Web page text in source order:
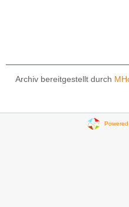
Archiv bereitgestellt durch